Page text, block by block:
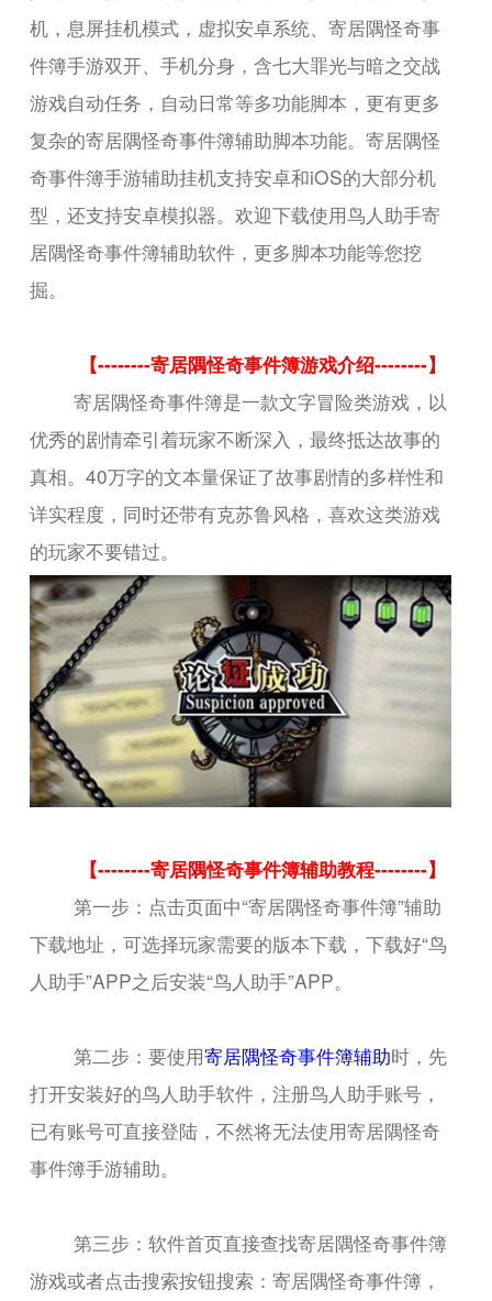
机，息屏挂机模式，虚拟安卓系统、寄居隅怪奇事
件簿手游双开、手机分身，含七大罪光与暗之交战
游戏自动任务，自动日常等多功能脚本，更有更多
复杂的寄居隅怪奇事件簿辅助脚本功能。寄居隅怪
奇事件簿手游辅助挂机支持安卓和iOS的大部分机
型，还支持安卓模拟器。欢迎下载使用鸟人助手寄
居隅怪奇事件簿辅助软件，更多脚本功能等您挖
掘。
【--------寄居隅怪奇事件簿游戏介绍--------】
寄居隅怪奇事件簿是一款文字冒险类游戏，以
优秀的剧情牵引着玩家不断深入，最终抵达故事的
真相。40万字的文本量保证了故事剧情的多样性和
详实程度，同时还带有克苏鲁风格，喜欢这类游戏
的玩家不要错过。
【--------寄居隅怪奇事件簿辅助教程--------】
第一步：点击页面中“寄居隅怪奇事件簿”辅助
下载地址，可选择玩家需要的版本下载，下载好“鸟
人助手”APP之后安装“鸟人助手”APP。
第二步：要使用寄居隅怪奇事件簿辅助时，先
打开安装好的鸟人助手软件，注册鸟人助手账号，
已有账号可直接登陆，不然将无法使用寄居隅怪奇
事件簿手游辅助。
第三步：软件首页直接查找寄居隅怪奇事件簿
游戏或者点击搜索按钮搜索：寄居隅怪奇事件簿，